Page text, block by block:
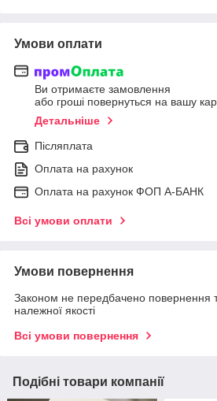
Умови оплати
Ви отримаєте замовлення
або гроші повернуться на вашу
Детальніше
Післяплата
Оплата на рахунок
Оплата на рахунок ФОП А-БАНК
Всі умови оплати
Умови повернення
Законом не передбачено повернення
належної якості
Всі умови повернення
Подібні товари компанії